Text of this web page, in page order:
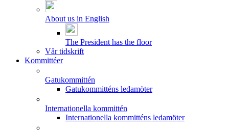
About us in English
The President has the floor
Vår tidskrift
Kommittéer
Gatukommittén
Gatukommitténs ledamöter
Internationella kommittén
Internationella kommitténs ledamöter